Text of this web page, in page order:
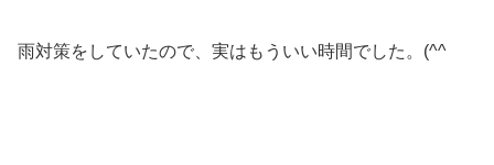
雨対策をしていたので、実はもういい時間でした。(^^ゞ